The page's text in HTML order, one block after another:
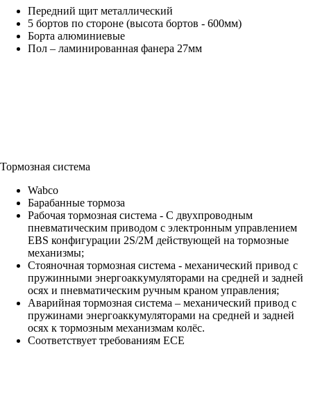
Передний щит металлический
5 бортов по стороне (высота бортов - 600мм)
Борта алюминиевые
Пол – ламинированная фанера 27мм
Тормозная система
Wabco
Барабанные тормоза
Рабочая тормозная система - С двухпроводным
пневматическим приводом c электронным управлением
EBS конфигурации 2S/2M действующей на тормозные
механизмы;
Стояночная тормозная система - механический привод с
пружинными энергоаккумуляторами на средней и задней
осях и пневматическим ручным краном управления;
Аварийная тормозная система – механический привод с
пружинами энергоаккумуляторами на средней и задней
осях к тормозным механизмам колёс.
Соответствует требованиям ECE